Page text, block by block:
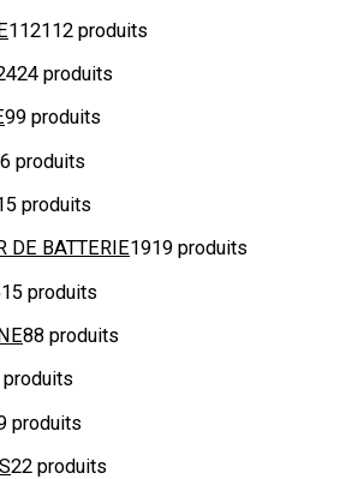
112112 produits
24 produits
99 produits
produits
produits
DE BATTERIE1919 produits
15 produits
88 produits
produits
produits
22 produits